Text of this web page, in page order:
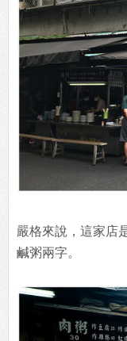
嚴格來說，這家店
鹹粥兩字。